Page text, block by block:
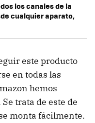
los canales de la
cualquier aparato,
este producto
en todas las
hemos
trata de este de
monta fácilmente.